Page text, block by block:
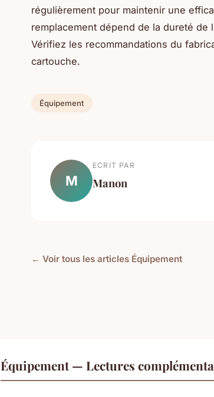
régulièrement pour maintenir une
remplacement dépend de la dureté
Vérifiez les recommandations du
cartouche.
Équipement
M
ECRIT PAR
Manon
← Voir tous les articles Équipement
Équipement — Lectures